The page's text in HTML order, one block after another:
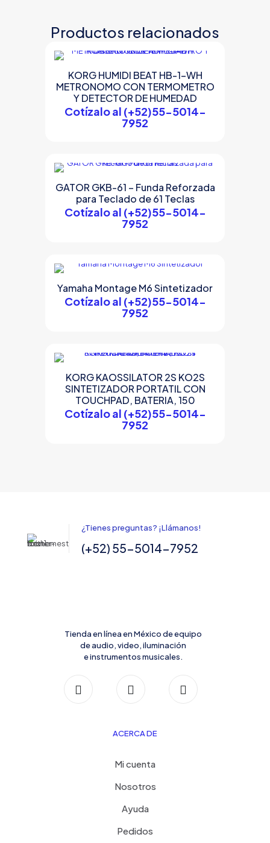
Productos relacionados
KORG HUMIDI BEAT HB-1-WH
METRONOMO CON TERMOMETRO
Y DETECTOR DE HUMEDAD
Cotízalo al (+52)55-5014-
7952
GATOR GKB-61 – Funda Reforzada
para Teclado de 61 Teclas
Cotízalo al (+52)55-5014-
7952
Yamaha Montage M6 Sintetizador
Cotízalo al (+52)55-5014-
7952
KORG KAOSSILATOR 2S KO2S
SINTETIZADOR PORTATIL CON
TOUCHPAD, BATERIA, 150
Cotízalo al (+52)55-5014-
7952
¿Tienes preguntas? ¡Llámanos!
(+52) 55-5014-7952
Tienda en línea en México de equipo
de audio, video, iluminación
e instrumentos musicales.
ACERCA DE
Mi cuenta
Nosotros
Ayuda
Pedidos